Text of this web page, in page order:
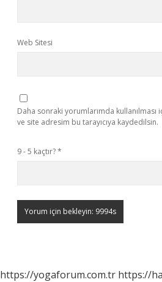
Web Sitesi
Daha sonraki yorumlarımda kullanılması
ve site adresim bu tarayıcıya kaydedilsin.
9 - 5 kaçtır?*
https://yogaforum.com.tr https://